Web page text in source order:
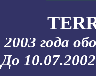
года
До